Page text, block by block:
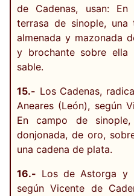
de Cadenas, usan:
terrasa de sinople,
almenada y mazonada
y brochante sobre ella
sable.
15.- Los Cadenas,
Aneares (León), según
En campo de
donjonada, de oro,
una cadena de plata.
16.- Los de Astorga y
según Vicente de